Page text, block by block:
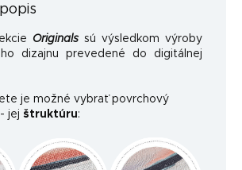
Originals sú výsledkom výroby
dizajnu prevedené do digitálnej
je možné vybrať povrchový
jej štruktúru: